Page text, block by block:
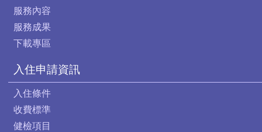
服務內容
服務成果
下載專區
入住申請資訊
入住條件
收費標準
健檢項目